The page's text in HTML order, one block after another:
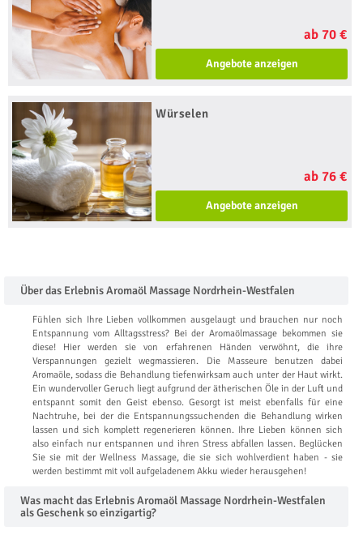
ab 70 €
Angebote anzeigen
Würselen
ab 76 €
Angebote anzeigen
Über das Erlebnis Aromaöl Massage Nordrhein-Westfalen
Fühlen sich Ihre Lieben vollkommen ausgelaugt und brauchen nur noch
Entspannung vom Alltagsstress? Bei der Aromaölmassage bekommen sie
diese! Hier werden sie von erfahrenen Händen verwöhnt, die ihre
Verspannungen gezielt wegmassieren. Die Masseure benutzen dabei
Aromaöle, sodass die Behandlung tiefenwirksam auch unter der Haut wirkt.
Ein wundervoller Geruch liegt aufgrund der ätherischen Öle in der Luft und
entspannt somit den Geist ebenso. Gesorgt ist meist ebenfalls für eine
Nachtruhe, bei der die Entspannungssuchenden die Behandlung wirken
lassen und sich komplett regenerieren können. Ihre Lieben können sich
also einfach nur entspannen und ihren Stress abfallen lassen. Beglücken
Sie sie mit der Wellness Massage, die sie sich wohlverdient haben - sie
werden bestimmt mit voll aufgeladenem Akku wieder herausgehen!
Was macht das Erlebnis Aromaöl Massage Nordrhein-Westfalen
als Geschenk so einzigartig?